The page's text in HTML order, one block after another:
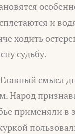
и
ходить
судьбу.
Главный смысл
Народ
применяли в